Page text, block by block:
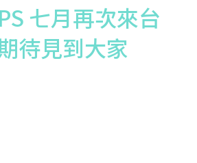
七月再次來台
待見到大家